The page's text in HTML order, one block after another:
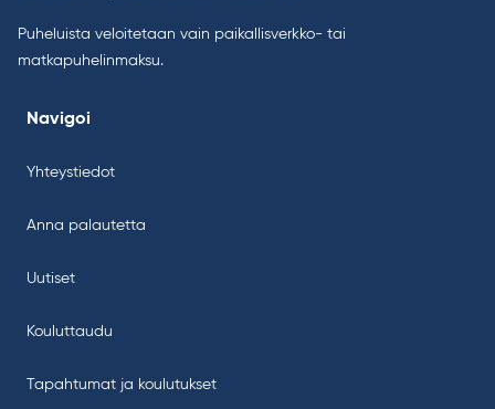
Puheluista veloitetaan vain paikallisverkko- tai
matkapuhelinmaksu.
Navigoi
Yhteystiedot
Anna palautetta
Uutiset
Kouluttaudu
Tapahtumat ja koulutukset